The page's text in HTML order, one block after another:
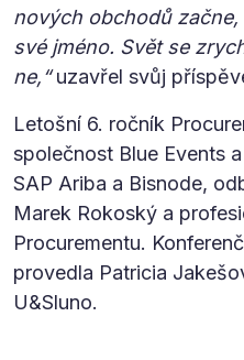
nových obchodů
své jméno. Svět se
ne,“uzavřel svůj
Letošní 6. ročník
společnost Blue Events
SAP Ariba a Bisnode,
Marek Rokoský a
Procurementu.
provedla Patricia
U&Sluno.